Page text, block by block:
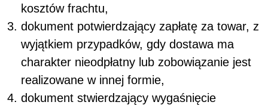
kosztów frachtu,
dokument potwierdzający zapłatę za towar, z
wyjątkiem przypadków, gdy dostawa ma
charakter nieodpłatny lub zobowiązanie jest
realizowane w innej formie,
dokument stwierdzający wygaśnięcie